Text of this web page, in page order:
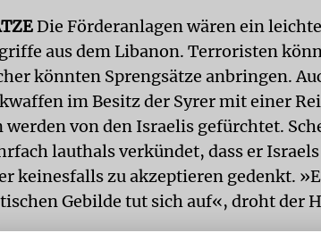
Die Förderanlagen wären ein
aus dem Libanon. Terroristen
könnten Sprengsätze anbringen.
im Besitz der Syrer mit einer
von den Israelis gefürchtet.
lauthals verkündet, dass er
keinesfalls zu akzeptieren gedenkt.
Gebilde tut sich auf«, droht der